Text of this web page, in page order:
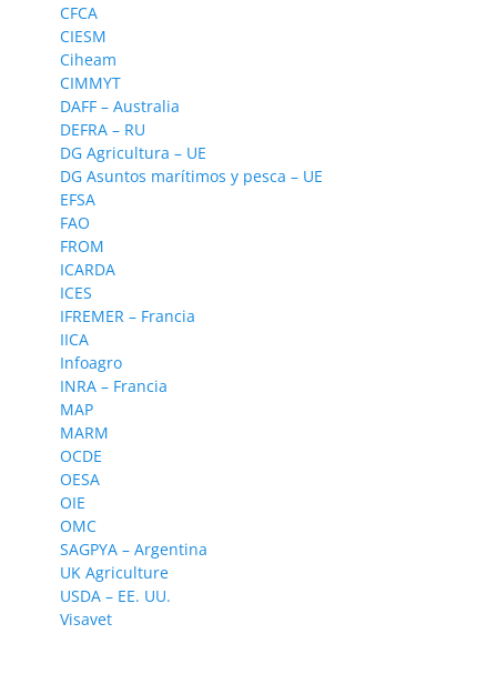
CFCA
CIESM
Ciheam
CIMMYT
DAFF – Australia
DEFRA – RU
DG Agricultura – UE
DG Asuntos marítimos y pesca – UE
EFSA
FAO
FROM
ICARDA
ICES
IFREMER – Francia
IICA
Infoagro
INRA – Francia
MAP
MARM
OCDE
OESA
OIE
OMC
SAGPYA – Argentina
UK Agriculture
USDA – EE. UU.
Visavet